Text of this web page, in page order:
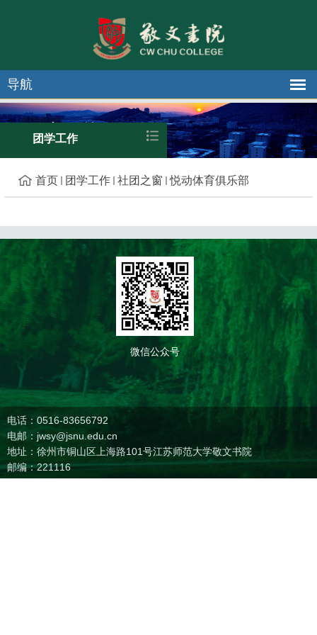
导航
悦动体育俱乐部
团学工作
首页 团学工作 社团之窗 悦动体育俱乐部
微信公众号
电话：0516-83656792
电邮：jwsy@jsnu.edu.cn
地址：徐州市铜山区上海路101号江苏师范大学敬文书院
邮编：221116